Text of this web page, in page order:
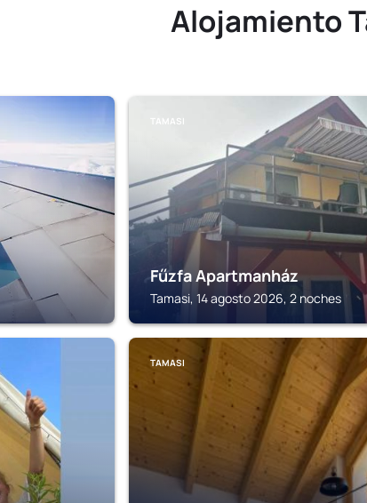
Alojamiento
TAMASI
Fűzfa Apartmanház
Tamasi, 14 agosto 2026, 2 noches
TAMASI